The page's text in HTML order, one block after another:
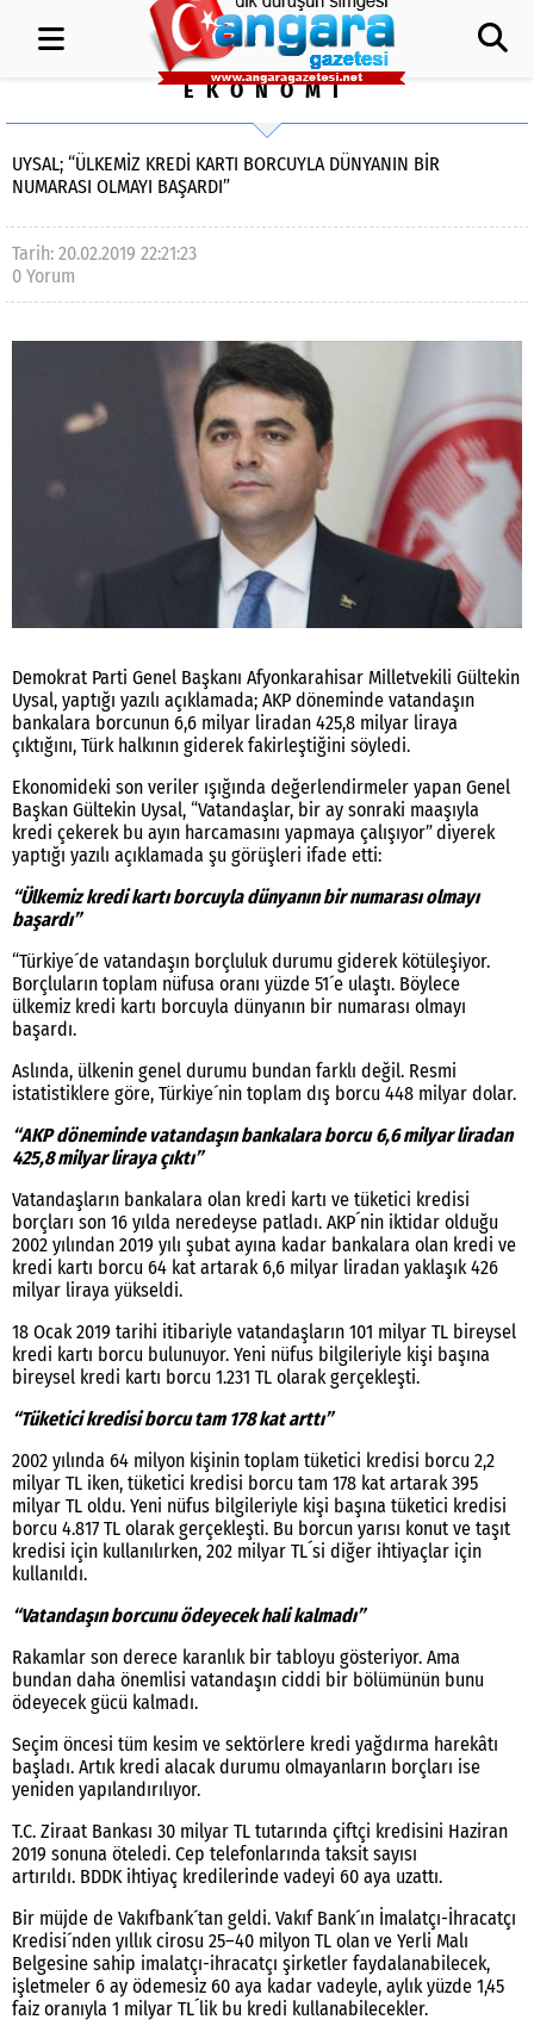
EKONOMİ
UYSAL; “ÜLKEMİZ KREDİ KARTI BORCUYLA DÜNYANIN BİR
NUMARASI OLMAYI BAŞARDI”
Tarih: 20.02.2019 22:21:23
0 Yorum
Demokrat Parti Genel Başkanı Afyonkarahisar Milletvekili Gültekin
Uysal, yaptığı yazılı açıklamada; AKP döneminde vatandaşın
bankalara borcunun 6,6 milyar liradan 425,8 milyar liraya
çıktığını, Türk halkının giderek fakirleştiğini söyledi.
Ekonomideki son veriler ışığında değerlendirmeler yapan Genel
Başkan Gültekin Uysal, “Vatandaşlar, bir ay sonraki maaşıyla
kredi çekerek bu ayın harcamasını yapmaya çalışıyor”diyerek
yaptığı yazılı açıklamada şu görüşleri ifade etti:
“Ülkemiz kredi kartı borcuyla dünyanın bir numarası olmayı
başardı”
“Türkiye´de vatandaşın borçluluk durumu giderek kötüleşiyor.
Borçluların toplam nüfusa oranı yüzde 51´e ulaştı. Böylece
ülkemiz kredi kartı borcuyla dünyanın bir numarası olmayı
başardı.
Aslında, ülkenin genel durumu bundan farklı değil. Resmi
istatistiklere göre, Türkiye´nin toplam dış borcu 448 milyar dolar.
“AKP döneminde vatandaşın bankalara borcu 6,6 milyar liradan
425,8 milyar liraya çıktı”
Vatandaşların bankalara olan kredi kartı ve tüketici kredisi
borçları son 16 yılda neredeyse patladı. AKP´nin iktidar olduğu
2002 yılından 2019 yılı şubat ayına kadar bankalara olan kredi ve
kredi kartı borcu 64 kat artarak 6,6 milyar liradan yaklaşık 426
milyar liraya yükseldi.
18 Ocak 2019 tarihi itibariyle vatandaşların 101 milyar TL bireysel
kredi kartı borcu bulunuyor. Yeni nüfus bilgileriyle kişi başına
bireysel kredi kartı borcu 1.231 TL olarak gerçekleşti.
“Tüketici kredisi borcu tam 178 kat arttı”
2002 yılında 64 milyon kişinin toplam tüketici kredisi borcu 2,2
milyar TL iken, tüketici kredisi borcu tam 178 kat artarak 395
milyar TL oldu. Yeni nüfus bilgileriyle kişi başına tüketici kredisi
borcu 4.817 TL olarak gerçekleşti. Bu borcun yarısı konut ve taşıt
kredisi için kullanılırken, 202 milyar TL´si diğer ihtiyaçlar için
kullanıldı.
“Vatandaşın borcunu ödeyecek hali kalmadı”
Rakamlar son derece karanlık bir tabloyu gösteriyor. Ama
bundan daha önemlisi vatandaşın ciddi bir bölümünün bunu
ödeyecek gücü kalmadı.
Seçim öncesi tüm kesim ve sektörlere kredi yağdırma harekâtı
başladı. Artık kredi alacak durumu olmayanların borçları ise
yeniden yapılandırılıyor.
T.C. Ziraat Bankası 30 milyar TL tutarında çiftçi kredisini Haziran
2019 sonuna öteledi. Cep telefonlarında taksit sayısı
artırıldı. BDDK ihtiyaç kredilerinde vadeyi 60 aya uzattı.
Bir müjde de Vakıfbank´tan geldi. Vakıf Bank´ın İmalatçı-İhracatçı
Kredisi´nden yıllık cirosu 25–40 milyon TL olan ve Yerli Malı
Belgesine sahip imalatçı-ihracatçı şirketler faydalanabilecek,
işletmeler 6 ay ödemesiz 60 aya kadar vadeyle, aylık yüzde 1,45
faiz oranıyla 1 milyar TL´lik bu kredi kullanabilecekler.